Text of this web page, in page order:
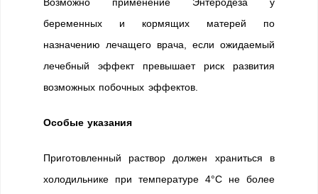
беременных и кормящих матерей по
назначению лечащего врача, если ожидаемый
лечебный эффект превышает риск развития
возможных побочных эффектов.
Особые указания
Приготовленный раствор должен храниться в
холодильнике при температуре 4°С не более